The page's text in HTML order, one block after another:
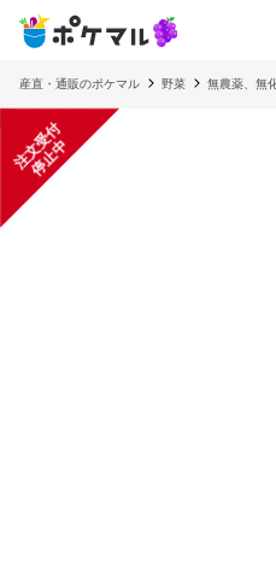
産直・通販のポケマル 野菜 無農薬、無
注
文
受
付
停
止
中